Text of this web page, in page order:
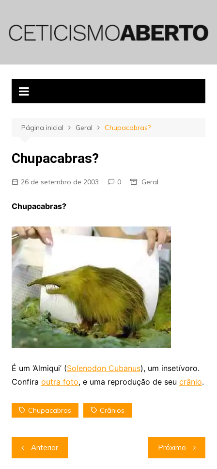
conteúdo
Página inicial Geral Chupacabras?
Chupacabras?
26 de setembro de 2003 0 Geral
Chupacabras?
É um ‘Almiqui’ (Solenodon Cubanus), um insetívoro.
Confira outra foto, e uma reprodução de seu crânio.
Chupacabras Crânios
Navegação
de
Anterior Próximo